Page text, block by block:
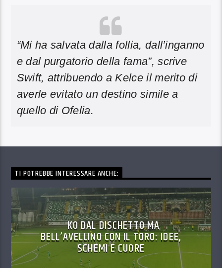
“Mi ha salvata dalla follia, dall’inganno
e dal purgatorio della fama”, scrive
Swift, attribuendo a Kelce il merito di
averle evitato un destino simile a
quello di Ofelia.
TI POTREBBE INTERESSARE ANCHE:
KO DAL DISCHETTO MA
BELL’AVELLINO CON IL TORO: IDEE,
SCHEMI E CUORE